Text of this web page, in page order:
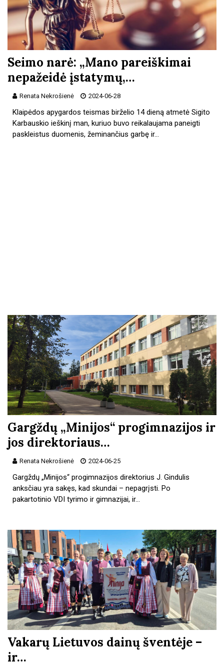
Seimo narė: „Mano pareiškimai
nepažeidė įstatymų,…
Renata Nekrošienė 2024-06-28
Klaipėdos apygardos teismas birželio 14 dieną atmetė Sigito
Karbauskio ieškinį man, kuriuo buvo reikalaujama paneigti
paskleistus duomenis, žeminančius garbę ir…
Gargždų „Minijos“ progimnazijos ir
jos direktoriaus…
Renata Nekrošienė 2024-06-25
Gargždų „Minijos“ progimnazijos direktorius J. Gindulis
anksčiau yra sakęs, kad skundai – nepagrįsti. Po
pakartotinio VDI tyrimo ir gimnazijai, ir…
Vakarų Lietuvos dainų šventėje –
ir…